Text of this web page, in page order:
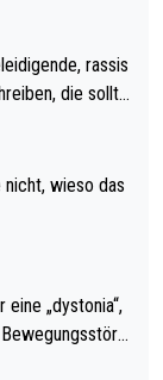
Self letzt
durch
sich das (in Ve
rassis
die sollte
Luke Little
Media GvV p
mal gegen Ric
nicht, wieso das
„dystonia“,